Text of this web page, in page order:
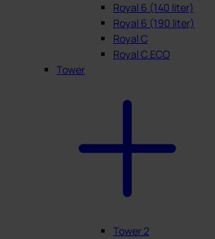
Royal 6 (140 liter)
Royal 6 (190 liter)
Royal C
Royal C ECO
Tower
Tower 2